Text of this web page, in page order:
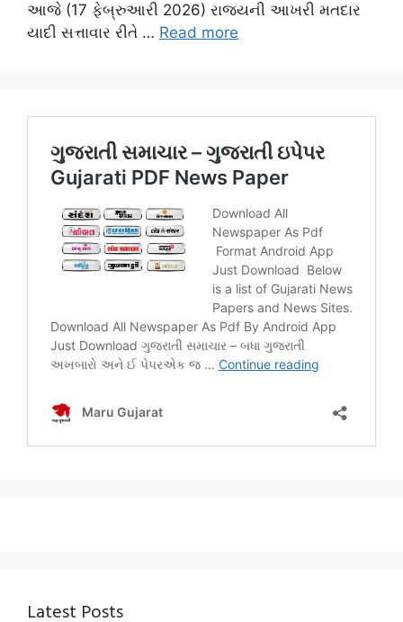
આજે (17 ફેબ્રુઆરી 2026) રાજ્યની આખરી મતદાર
યાદી સત્તાવાર રીતે … Read more
Latest Posts